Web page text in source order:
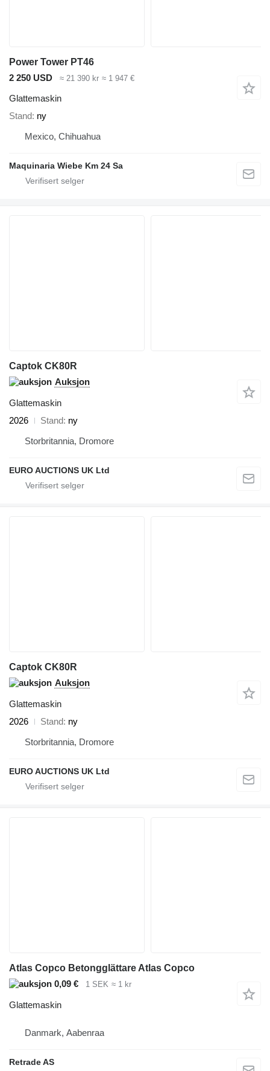
Power Tower PT46
2 250 USD
≈ 21 390 kr ≈ 1 947 €
Glattemaskin
Stand ny
Mexico, Chihuahua
Maquinaria Wiebe Km 24 Sa
Captok CK80R
Auksjon
Glattemaskin
2026
Stand ny
Storbritannia, Dromore
EURO AUCTIONS UK Ltd
Captok CK80R
Auksjon
Glattemaskin
2026
Stand ny
Storbritannia, Dromore
EURO AUCTIONS UK Ltd
Atlas Copco Betongglättare Atlas Copco
0,09 €
1 SEK ≈ 1 kr
Glattemaskin
Danmark, Aabenraa
Retrade AS